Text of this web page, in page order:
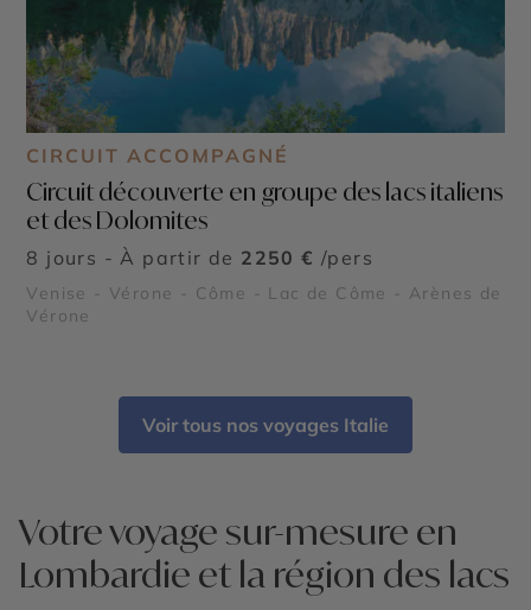
CIRCUIT ACCOMPAGNÉ
Circuit découverte en groupe des lacs italiens
et des Dolomites
8 jours - À partir de 2250 € /pers
Venise - Vérone - Côme - Lac de Côme - Arènes de
Vérone
Voir tous nos voyages Italie
Votre voyage sur-mesure en
Lombardie et la région des lacs